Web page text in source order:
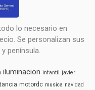
lo necesario en
Se personalizan sus
península.
iluminacion infantil javier
motordc musica navidad